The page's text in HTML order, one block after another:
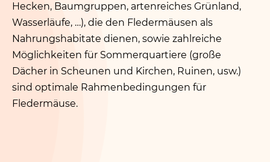
Hecken, Baumgruppen, artenreiches Grünland,
Wasserläufe, …), die den Fledermäusen als
Nahrungshabitate dienen, sowie zahlreiche
Möglichkeiten für Sommerquartiere (große
Dächer in Scheunen und Kirchen, Ruinen, usw.)
sind optimale Rahmenbedingungen für
Fledermäuse.